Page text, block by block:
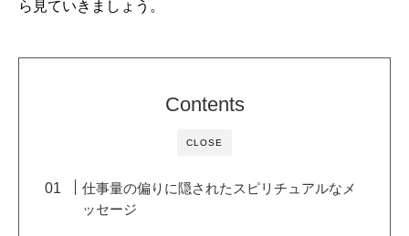
ら見ていきましょう。
CLOSE
Contents
仕事量の偏りに隠されたスピリチュアルなメ
ッセージ